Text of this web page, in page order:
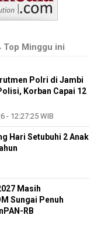
Top Minggu ini
Polri di Jambi
Korban Capai 12
- 12:27:25 WIB
Hari Setubuhi 2 Anak
Masih
Sungai Penuh
RB